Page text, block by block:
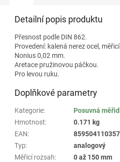
Detailní popis produktu
Přesnost podle DIN 862.
Provedení: kalená nerez ocel,
Nonius 0,02 mm.
Aretace pružinovou páčkou.
Pro levou ruku.
Doplňkové parametry
Kategorie:
Posuvná
Hmotnost:
0.171 kg
EAN:
Typ:
analogový
Měřicí rozsah:
0 až 150 mm